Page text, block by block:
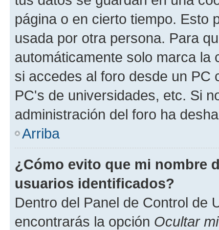
página o en cierto tiempo. Esto
usada por otra persona. Para
automáticamente solo marca la
si accedes al foro desde un PC
PC's de universidades, etc. Si
administración del foro ha
Arriba
¿Cómo evito que mi nombre
usuarios identificados?
Dentro del Panel de Control de
encontrarás la opción Ocultar